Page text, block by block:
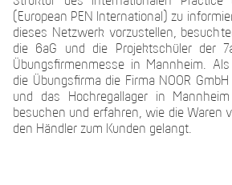
(European PEN International) zu
dieses Netzwerk vorzustellen,
die 6aG und die Projektschüler der
Übungsfirmenmesse in Mannheim.
die Übungsfirma die Firma NOOR
und das Hochregallager in
besuchen und erfahren, wie die Waren
den Händler zum Kunden gelangt.